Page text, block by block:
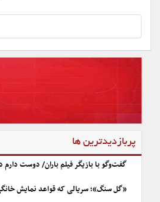
پربازدیدترین ها
گفت‌وگو با بازیگر فیلم باران/ دوست دارم
«گل سنگ»؛ سریالی که قواعد نمایش